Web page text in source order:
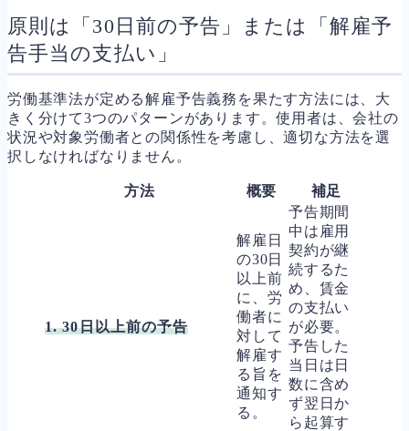
原則は「30日前の予告」または「解雇予
告手当の支払い」
労働基準法が定める解雇予告義務を果たす方法には、大
きく分けて3つのパターンがあります。使用者は、会社の
状況や対象労働者との関係性を考慮し、適切な方法を選
択しなければなりません。
方法 概要 補足
1. 30日以上前の予告
解雇日
の30日
以上前
に、労
働者に
対して
解雇す
る旨を
通知す
る。
予告期間
中は雇用
契約が継
続するた
め、賃金
の支払い
が必要。
予告した
当日は日
数に含め
ず翌日か
ら起算す